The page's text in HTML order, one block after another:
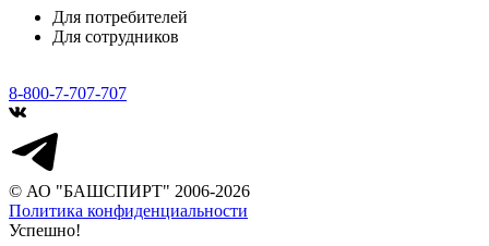
Для потребителей
Для сотрудников
8-800-7-707-707
© АО "БАШСПИРТ" 2006-2026
Политика конфиденциальности
Успешно!